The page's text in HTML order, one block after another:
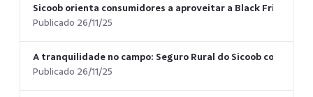
Sicoob orienta consumidores a aproveitar a Black Friday e o
Publicado 26/11/25
A tranquilidade no campo: Seguro Rural do Sicoob como
Publicado 26/11/25